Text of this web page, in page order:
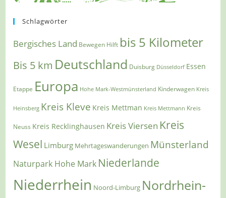
Schlagwörter
Bergisches Land Bewegen Hilft bis 5 Kilometer
Bis 5 km Deutschland Duisburg Düsseldorf Essen
Etappe Europa Hohe Mark-Westmünsterland Kinderwagen Kreis
Heinsberg Kreis Kleve Kreis Mettman Kreis Mettmann Kreis
Neuss Kreis Recklinghausen Kreis Viersen Kreis
Wesel Limburg Mehrtageswanderungen Münsterland
Naturpark Hohe Mark Niederlande
Niederrhein Noord-Limburg Nordrhein-